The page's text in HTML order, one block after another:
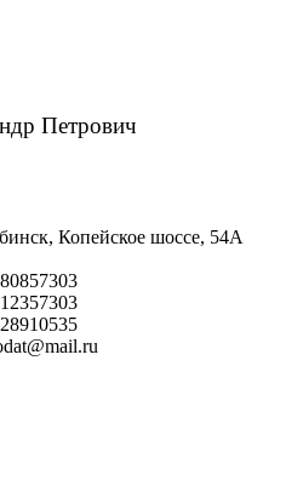
Петрович
Копейское шоссе, 54А